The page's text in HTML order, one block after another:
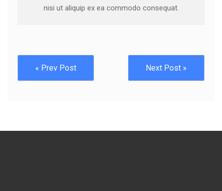
nisi ut aliquip ex ea commodo consequat.
« Prev Post Next Post »